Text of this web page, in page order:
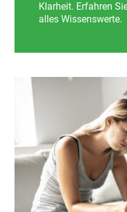
Klarheit. Erfahren
alles Wissenswerte.